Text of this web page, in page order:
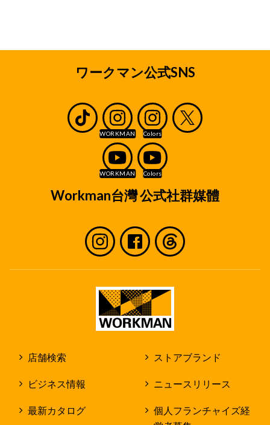
弊社の直営店及びワークマンとフランチャイズ契
クマンとエリアフランチャイズ契約を締結してい
るエリアフランチャイジーの直営店及び加盟店を
含みます。以下、直営店と加盟店をあわせて「店
舗」といいます。)の採用業務、ならびに内定もし
くは入社後の人事管理に必要な範囲に限定してお
取り扱いいたします。
取り扱い方法
個人情報は、原則として弊社及び店舗内での
みお取り扱いいたします。
に、個人情報を当該第三者に開示する場合が
個人情報を第三者に開示する場合であって
も、弊社の個人情報保護規程に従って弊社の
発生した個人情報については、原則として採用応
募者ご自身の情報についてのみ閲覧、修正、削除
ワークマン公式SNS
Workman台灣 公式社群媒體
店舗検索 ストアブランド
ビジネス情報 ニュースリリース
最新カタログ
個人フランチャイズ経